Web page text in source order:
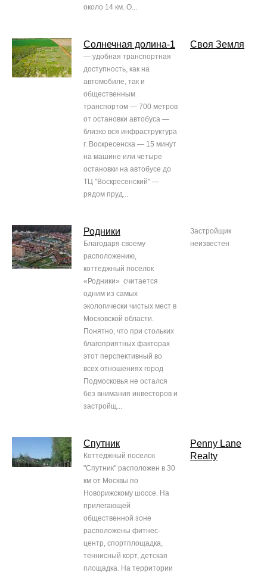
около 14 км. О...
Солнечная долина-1
— удобная транспортная
доступность, как на
автомобиле, так и
общественным
транспортом — 700 метров
от остановки автобуса —
близко вся инфраструктура
г. Воскресенска — 15 минут
на машине или четыре
остановки на автобусе до
ТЦ "Воскресенский" —
рядом пруд...
Своя Земля
Родники
Благодаря своему
расположению,
коттеджный поселок
«Родники» считается
одним из самых
экологически чистых мест в
Московской области.
Понятно, что при стольких
благоприятных факторах
этот перспективный во
всех отношениях город
Подмосковья не остался
без внимания инвесторов и
застройщ...
Застройщик
неизвестен
Спутник
Коттеджный поселок
"Спутник" расположен в 30
км от Москвы по
Новорижскому шоссе. На
прилегающей
общественной зоне
расположены фитнес-
центр, спортплощадка,
теннисный корт, детская
площадка. На территории
Penny Lane
Realty